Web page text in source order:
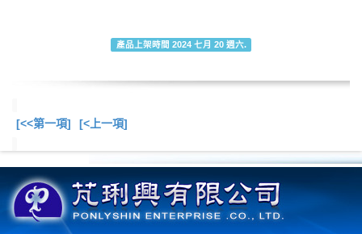
產品上架時間 2024 七月 20 週六.
[<<第一項] [<上一項]